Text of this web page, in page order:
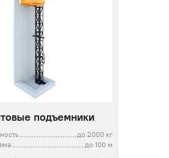
подъемники
до 2000 кг
до 100 м